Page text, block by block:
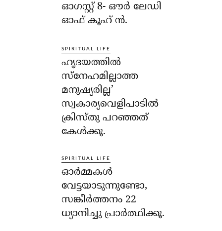
ഓഗസ്റ്റ് 8- ഔര്‍ ലേഡി
ഓഫ് കൂഹ് ന്‍.
SPIRITUAL LIFE
ഹൃദയത്തില്‍
സ്‌നേഹമില്ലാത്ത
മനുഷ്യരില്ല’
സ്വകാര്യവെളിപാടില്‍
ക്രിസ്തു പറഞ്ഞത്
കേള്‍ക്കൂ.
SPIRITUAL LIFE
ഓര്‍മ്മകള്‍
വേട്ടയാടുന്നുണ്ടോ,
സങ്കീര്‍ത്തനം 22
ധ്യാനിച്ചു പ്രാര്‍ത്ഥിക്കൂ.